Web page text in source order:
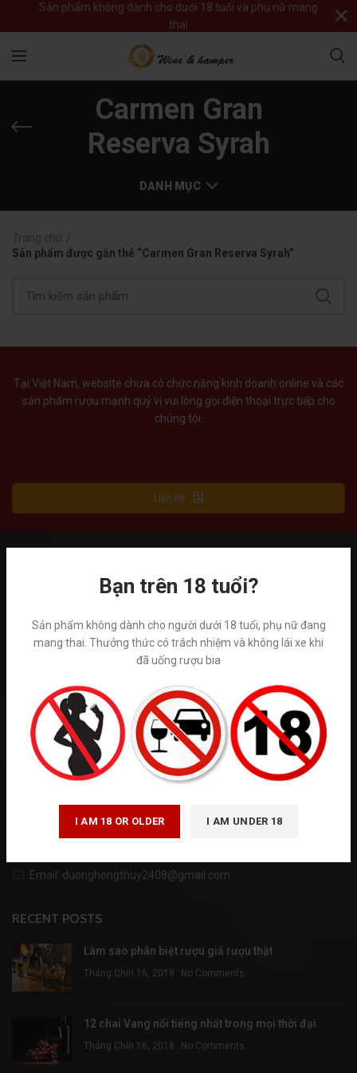
Bạn trên 18 tuổi?
Sản phẩm không dành cho người dưới 18 tuổi, phụ nữ đang
mang thai. Thưởng thức có trách nhiệm và không lái xe khi
đã uống rượu bia
I AM 18 OR OLDER I AM UNDER 18
Carmen Gran
Reserva Syrah
DANH MỤC
Sản phẩm được gắn thẻ “Carmen Gran Reserva Syrah”
Tại Việt Nam, website chưa có chức năng kinh doanh online và các
sản phẩm rượu mạnh quý vị vui lòng gọi điện thoại trực tiếp cho
chúng tôi.
Liên hệ
quảng cáo số 16/2012/QH13 về kinh doanh bán hàng qua mạng.
Winehamper là trang thông tin chia sẻ kiến thức về rượu ngoại hoạt
internet. Vui lòng đến trực tiếp đến các cửa hàng và hệ thống siêu
thị rượu ngoại hoặc gọi tới số hotline để được tư vấn. ( giá trên
website chỉ mang tính chất tham khảo)
WineHamper đem đến thế giới rượu Vang với sự lao động miệt mài
Email: duonghongthuy2408@gmail.com
RECENT POSTS
Làm sao phân biệt rượu giả rượu thật
Tháng Chín 16, 2018 No Comments
12 chai Vang nổi tiếng nhất trong mọi thời đại
Tháng Chín 16, 2018 No Comments
Sản phẩm không dành cho dưới 18 tuổi và phụ nữ mang
thai